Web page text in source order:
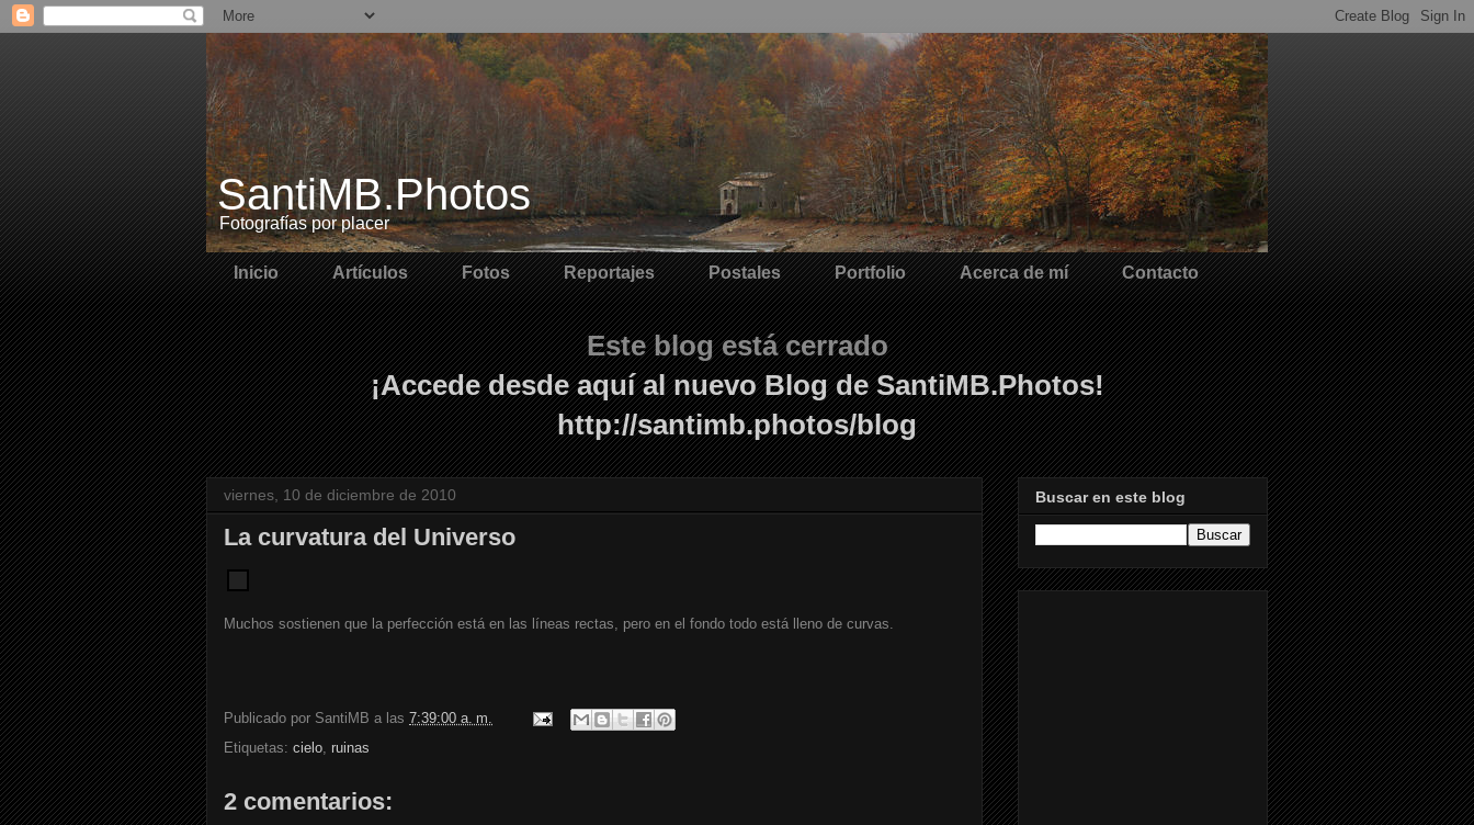
SantiMB.Photos
Fotografías por placer
Inicio Artículos Fotos Reportajes Postales Portfolio Acerca de mí Contacto
Este blog está cerrado
¡Accede desde aquí al nuevo Blog de SantiMB.Photos!
http://santimb.photos/blog
viernes, 10 de diciembre de 2010
La curvatura del Universo
Muchos sostienen que la perfección está en las líneas rectas, pero en el fondo todo está lleno de curvas.
Publicado por SantiMB a las 7:39:00 a. m.
Etiquetas: cielo, ruinas
2 comentarios:
Buscar en este blog